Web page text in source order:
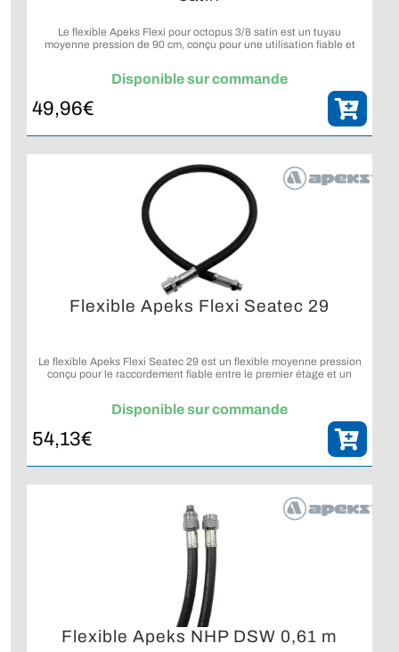
Le flexible Apeks Flexi pour octopus 3/8 satin est un tuyau
moyenne pression de 90 cm, conçu pour une utilisation fiable et
Disponible sur commande
49,96€
Flexible Apeks Flexi Seatec 29
Le flexible Apeks Flexi Seatec 29 est un flexible moyenne pression
conçu pour le raccordement fiable entre le premier étage et un
Disponible sur commande
54,13€
Flexible Apeks NHP DSW 0,61 m